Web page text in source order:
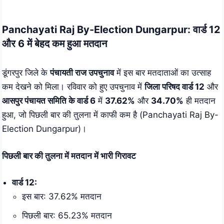
content
Panchayati Raj By-Election Dungarpur: वार्ड 12
और 6 में बेहद कम हुआ मतदान
डूंगरपुर जिले केपंचायती राज उपचुनावमें इस बार मतदाताओं का उत्साह
कम देखने को मिला। रविवार को हुए उपचुनाव मेंजिला परिषद वार्ड 12 और
आसपुर पंचायत समिति के वार्ड 6 में 37.62% और 34.70% ही मतदान
हुआ, जो पिछली बार की तुलना में काफी कम है (Panchayati Raj By-
Election Dungarpur)।
पिछली बार की तुलना में मतदान में भारी गिरावट
वार्ड 12:
इस बार: 37.62% मतदान
पिछली बार: 65.23% मतदान